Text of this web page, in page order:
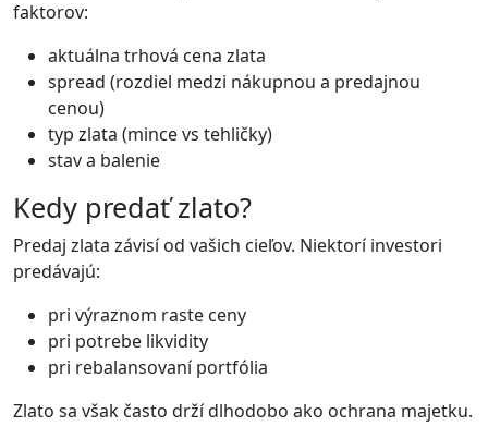
faktorov:
aktuálna trhová cena zlata
spread (rozdiel medzi nákupnou a predajnou
cenou)
typ zlata (mince vs tehličky)
stav a balenie
Kedy predať zlato?
Predaj zlata závisí od vašich cieľov. Niektorí investori
predávajú:
pri výraznom raste ceny
pri potrebe likvidity
pri rebalansovaní portfólia
Zlato sa však často drží dlhodobo ako ochrana majetku.